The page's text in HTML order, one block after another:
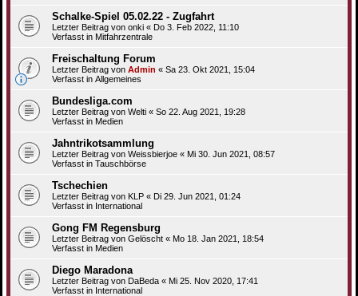
Schalke-Spiel 05.02.22 - Zugfahrt
Letzter Beitrag von onki « Do 3. Feb 2022, 11:10
Verfasst in Mitfahrzentrale
Freischaltung Forum
Letzter Beitrag von Admin « Sa 23. Okt 2021, 15:04
Verfasst in Allgemeines
Bundesliga.com
Letzter Beitrag von Welti « So 22. Aug 2021, 19:28
Verfasst in Medien
Jahntrikotsammlung
Letzter Beitrag von Weissbierjoe « Mi 30. Jun 2021, 08:57
Verfasst in Tauschbörse
Tschechien
Letzter Beitrag von KLP « Di 29. Jun 2021, 01:24
Verfasst in International
Gong FM Regensburg
Letzter Beitrag von Gelöscht « Mo 18. Jan 2021, 18:54
Verfasst in Medien
Diego Maradona
Letzter Beitrag von DaBeda « Mi 25. Nov 2020, 17:41
Verfasst in International